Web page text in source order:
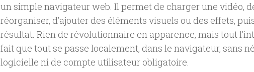
un simple navigateur web. Il permet de charger une vidéo,
réorganiser, d’ajouter des éléments visuels ou des effets,
résultat. Rien de révolutionnaire en apparence, mais tout
fait que tout se passe localement, dans le navigateur, sans
logicielle ni de compte utilisateur obligatoire.